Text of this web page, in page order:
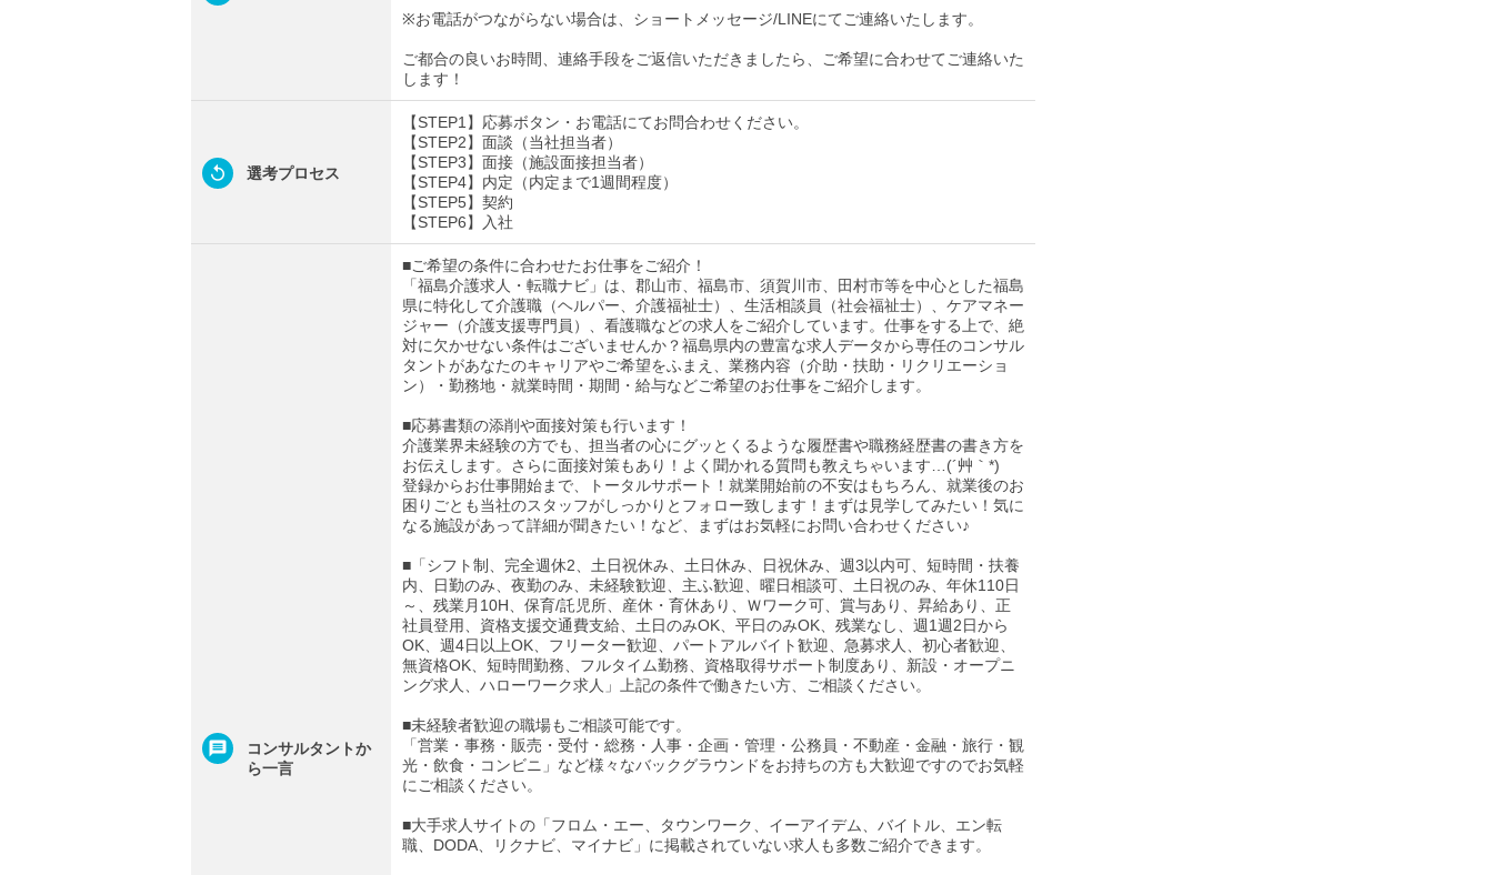
※お電話がつながらない場合は、ショートメッセージ/LINEにてご連絡いたします。
ご都合の良いお時間、連絡手段をご返信いただきましたら、ご希望に合わせてご連絡いた
します！
選考プロセス
【STEP1】応募ボタン・お電話にてお問合わせください。
【STEP2】面談（当社担当者）
【STEP3】面接（施設面接担当者）
【STEP4】内定（内定まで1週間程度）
【STEP5】契約
【STEP6】入社
コンサルタントか
ら一言
■ご希望の条件に合わせたお仕事をご紹介！
「福島介護求人・転職ナビ」は、郡山市、福島市、須賀川市、田村市等を中心とした福島
県に特化して介護職（ヘルパー、介護福祉士）、生活相談員（社会福祉士）、ケアマネー
ジャー（介護支援専門員）、看護職などの求人をご紹介しています。仕事をする上で、絶
対に欠かせない条件はございませんか？福島県内の豊富な求人データから専任のコンサル
タントがあなたのキャリアやご希望をふまえ、業務内容（介助・扶助・リクリエーショ
ン）・勤務地・就業時間・期間・給与などご希望のお仕事をご紹介します。
■応募書類の添削や面接対策も行います！
介護業界未経験の方でも、担当者の心にグッとくるような履歴書や職務経歴書の書き方を
お伝えします。さらに面接対策もあり！よく聞かれる質問も教えちゃいます…(´艸｀*)
登録からお仕事開始まで、トータルサポート！就業開始前の不安はもちろん、就業後のお
困りごとも当社のスタッフがしっかりとフォロー致します！まずは見学してみたい！気に
なる施設があって詳細が聞きたい！など、まずはお気軽にお問い合わせください♪
■「シフト制、完全週休2、土日祝休み、土日休み、日祝休み、週3以内可、短時間・扶養
内、日勤のみ、夜勤のみ、未経験歓迎、主ふ歓迎、曜日相談可、土日祝のみ、年休110日
～、残業月10H、保育/託児所、産休・育休あり、Ｗワーク可、賞与あり、昇給あり、正
社員登用、資格支援交通費支給、土日のみOK、平日のみOK、残業なし、週1週2日から
OK、週4日以上OK、フリーター歓迎、パートアルバイト歓迎、急募求人、初心者歓迎、
無資格OK、短時間勤務、フルタイム勤務、資格取得サポート制度あり、新設・オープニ
ング求人、ハローワーク求人」上記の条件で働きたい方、ご相談ください。
■未経験者歓迎の職場もご相談可能です。
「営業・事務・販売・受付・総務・人事・企画・管理・公務員・不動産・金融・旅行・観
光・飲食・コンビニ」など様々なバックグラウンドをお持ちの方も大歓迎ですのでお気軽
にご相談ください。
■大手求人サイトの「フロム・エー、タウンワーク、イーアイデム、バイトル、エン転
職、DODA、リクナビ、マイナビ」に掲載されていない求人も多数ご紹介できます。